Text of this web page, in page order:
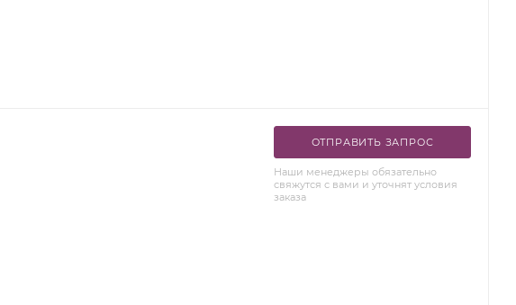
ОТПРАВИТЬ ЗАПРОС
Наши менеджеры обязательно
свяжутся с вами и уточнят условия
заказа